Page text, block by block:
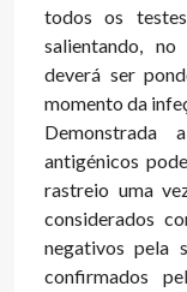
todos os
salientando,
deverá ser
momento da
Demonstrada
antigénicos
rastreio uma
considerados
negativos pela
confirmados